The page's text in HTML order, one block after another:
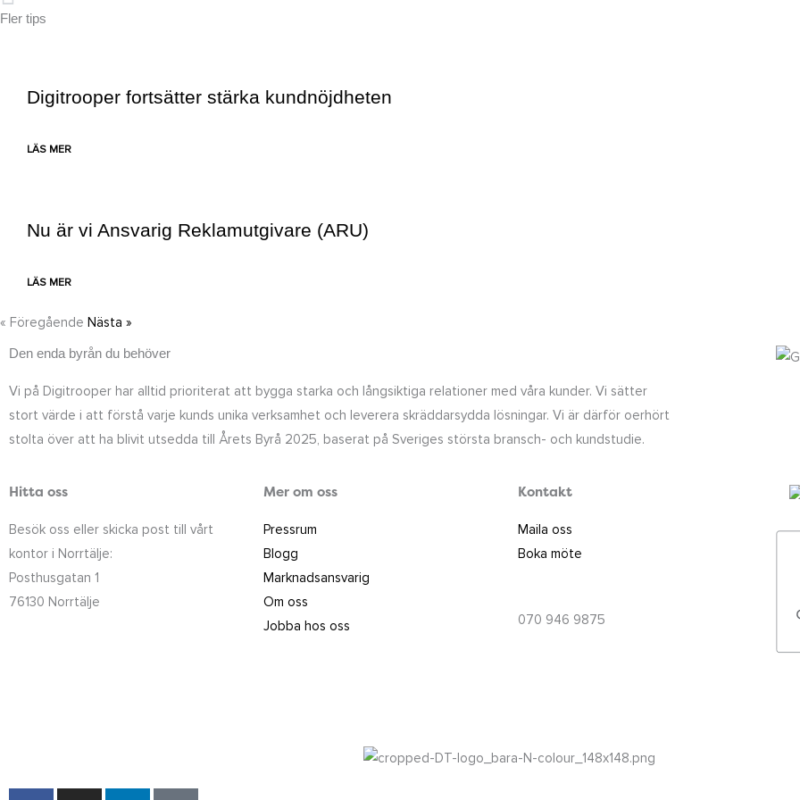
Föregående
Fler tips
Digitrooper fortsätter stärka kundnöjdheten
LÄS MER
Nu är vi Ansvarig Reklamutgivare (ARU)
LÄS MER
« Föregående Nästa »
Den enda byrån du behöver
Vi på Digitrooper har alltid prioriterat att bygga starka och långsiktiga relationer med våra kunder. Vi sätter
stort värde i att förstå varje kunds unika verksamhet och leverera skräddarsydda lösningar. Vi är därför oerhört
stolta över att ha blivit utsedda till Årets Byrå 2025, baserat på Sveriges största bransch- och kundstudie.
Hitta oss
Besök oss eller skicka post till vårt
kontor i Norrtälje:
Posthusgatan 1
76130 Norrtälje
Mer om oss
Pressrum
Blogg
Marknadsansvarig
Om oss
Jobba hos oss
Kontakt
Maila oss
Boka möte
070 946 9875